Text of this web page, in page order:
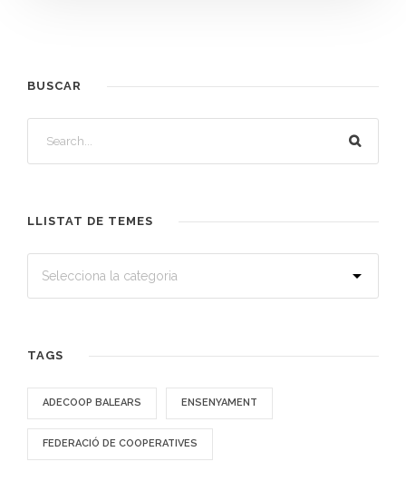
BUSCAR
LLISTAT DE TEMES
TAGS
ADECOOP BALEARS ENSENYAMENT
FEDERACIÓ DE COOPERATIVES